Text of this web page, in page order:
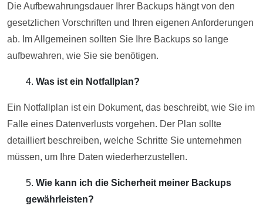
Die Aufbewahrungsdauer Ihrer Backups hängt von den
gesetzlichen Vorschriften und Ihren eigenen Anforderungen
ab. Im Allgemeinen sollten Sie Ihre Backups so lange
aufbewahren, wie Sie sie benötigen.
Was ist ein Notfallplan?
Ein Notfallplan ist ein Dokument, das beschreibt, wie Sie im
Falle eines Datenverlusts vorgehen. Der Plan sollte
detailliert beschreiben, welche Schritte Sie unternehmen
müssen, um Ihre Daten wiederherzustellen.
Wie kann ich die Sicherheit meiner Backups
gewährleisten?